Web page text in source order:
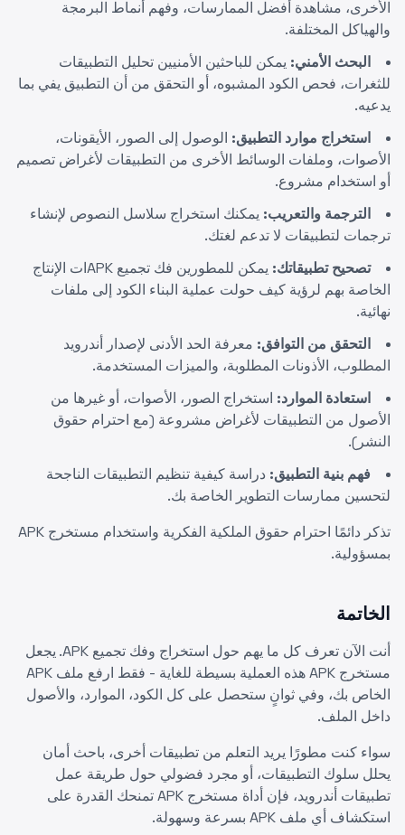
الأخرى، مشاهدة أفضل الممارسات، وفهم أنماط البرمجة
والهياكل المختلفة.
البحث الأمني: يمكن للباحثين الأمنيين تحليل التطبيقات
للثغرات، فحص الكود المشبوه، أو التحقق من أن التطبيق يفي بما
يدعيه.
استخراج موارد التطبيق: الوصول إلى الصور، الأيقونات،
الأصوات، وملفات الوسائط الأخرى من التطبيقات لأغراض تصميم
أو استخدام مشروع.
الترجمة والتعريب: يمكنك استخراج سلاسل النصوص لإنشاء
ترجمات لتطبيقات لا تدعم لغتك.
تصحيح تطبيقاتك:
يمكن للمطورين فك تجميع APKات الإنتاج
الخاصة بهم لرؤية كيف حولت عملية البناء الكود إلى ملفات
نهائية.
التحقق من التوافق: معرفة الحد الأدنى لإصدار أندرويد
المطلوب، الأذونات المطلوبة، والميزات المستخدمة.
استعادة الموارد: استخراج الصور، الأصوات، أو غيرها من
الأصول من التطبيقات لأغراض مشروعة (مع احترام حقوق
النشر).
فهم بنية التطبيق: دراسة كيفية تنظيم التطبيقات الناجحة
لتحسين ممارسات التطوير الخاصة بك.
تذكر دائمًا احترام حقوق الملكية الفكرية واستخدام مستخرج APK
بمسؤولية.
الخاتمة
أنت الآن تعرف كل ما يهم حول استخراج وفك تجميع APK. يجعل
مستخرج APK هذه العملية بسيطة للغاية - فقط ارفع ملف APK
الخاص بك، وفي ثوانٍ ستحصل على كل الكود، الموارد، والأصول
داخل الملف.
سواء كنت مطورًا يريد التعلم من تطبيقات أخرى، باحث أمان
يحلل سلوك التطبيقات، أو مجرد فضولي حول طريقة عمل
تطبيقات أندرويد، فإن أداة مستخرج APK تمنحك القدرة على
استكشاف أي ملف APK بسرعة وسهولة.